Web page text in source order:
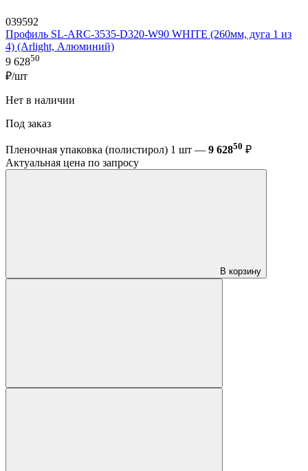
039592
Профиль SL-ARC-3535-D320-W90 WHITE (260мм, дуга 1 из
4) (Arlight, Алюминий)
9 62850
₽/шт
Нет в наличии
Под заказ
Пленочная упаковка (полистирол) 1 шт — 9 62850 ₽
Актуальная цена по запросу
В корзину